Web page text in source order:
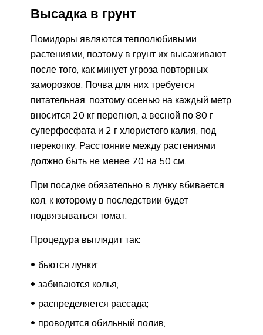
Высадка в грунт
Помидоры являются теплолюбивыми
растениями, поэтому в грунт их высаживают
после того, как минует угроза повторных
заморозков. Почва для них требуется
питательная, поэтому осенью на каждый метр
вносится 20 кг перегноя, а весной по 80 г
суперфосфата и 2 г хлористого калия, под
перекопку. Расстояние между растениями
должно быть не менее 70 на 50 см.
При посадке обязательно в лунку вбивается
кол, к которому в последствии будет
подвязываться томат.
Процедура выглядит так:
бьются лунки;
забиваются колья;
распределяется рассада;
проводится обильный полив;